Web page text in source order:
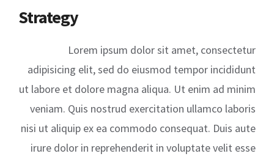
Strategy
Lorem ipsum dolor sit amet, consectetur
adipisicing elit, sed do eiusmod tempor incididunt
ut labore et dolore magna aliqua. Ut enim ad minim
veniam. Quis nostrud exercitation ullamco laboris
nisi ut aliquip ex ea commodo consequat. Duis aute
irure dolor in reprehenderit in voluptate velit esse